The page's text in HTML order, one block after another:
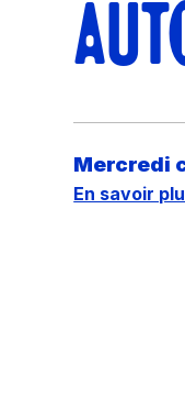
Mercredi
En savoir